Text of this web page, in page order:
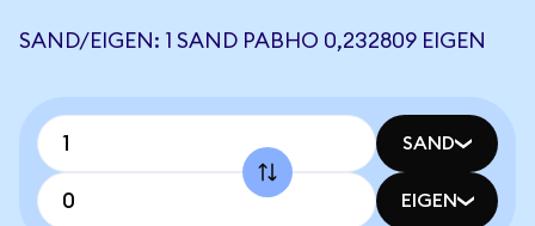
SAND/EIGEN: 1 SAND РАВНО 0,232809 EIGEN
SAND
EIGEN